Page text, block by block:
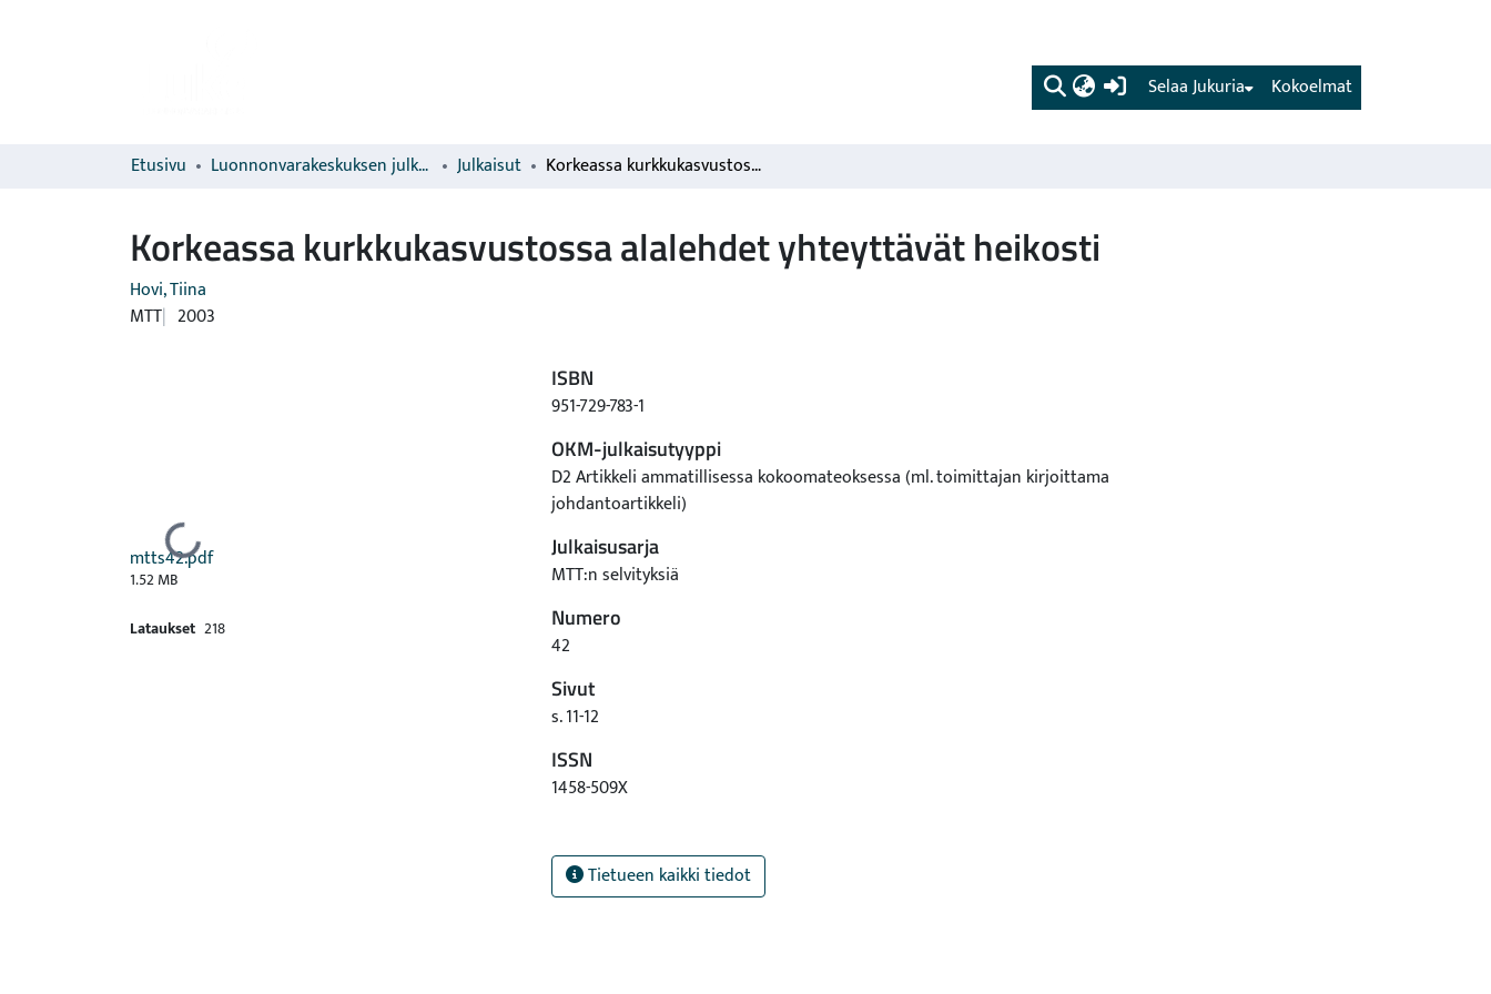
(current) Kokoelmat
Selaa Jukuria
Etusivu Luonnonvarakeskuksen julkaisut Julkaisut Korkeassa kurkkukasvustossa alalehdet yhteyttävät heikosti
Korkeassa kurkkukasvustossa alalehdet yhteyttävät heikosti
Hovi, Tiina
MTT 2003
Ladataan...
mtts42.pdf
1.52 MB
Lataukset 218
ISBN
951-729-783-1
OKM-julkaisutyyppi
D2 Artikkeli ammatillisessa kokoomateoksessa (ml. toimittajan kirjoittama
johdantoartikkeli)
Julkaisusarja
MTT:n selvityksiä
Numero
42
Sivut
s. 11-12
ISSN
1458-509X
Tietueen kaikki tiedot